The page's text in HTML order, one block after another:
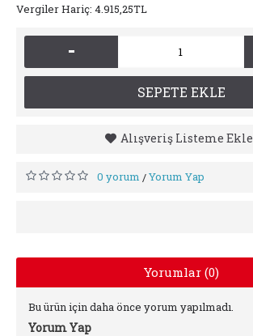
Vergiler Hariç: 4.915,25TL
-
SEPETE EKLE
Alışveriş Listeme Ekle
0 yorum /Yorum Yap
Yorumlar (0)
Bu ürün için daha önce yorum yapılmadı.
Yorum Yap